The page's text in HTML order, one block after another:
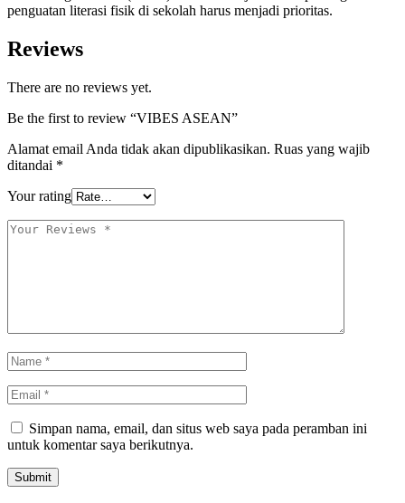
penguatan literasi fisik di sekolah harus menjadi prioritas.
Reviews
There are no reviews yet.
Be the first to review “VIBES ASEAN”
Alamat email Anda tidak akan dipublikasikan. Ruas yang wajib
ditandai *
Your rating
Simpan nama, email, dan situs web saya pada peramban ini
untuk komentar saya berikutnya.